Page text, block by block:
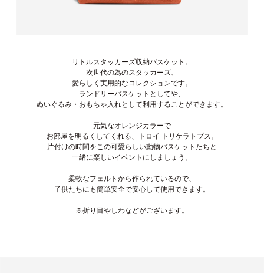
リトルスタッカーズ収納バスケット。
次世代の為のスタッカーズ、
愛らしく実用的なコレクションです。
ランドリーバスケットとしてや、
ぬいぐるみ・おもちゃ入れとして利用することができます。
元気なオレンジカラーで
お部屋を明るくしてくれる、トロイ トリケラトプス。
片付けの時間をこの可愛らしい動物バスケットたちと
一緒に楽しいイベントにしましょう。
柔軟なフェルトから作られているので、
子供たちにも簡単安全で安心して使用できます。
※折り目やしわなどがございます。